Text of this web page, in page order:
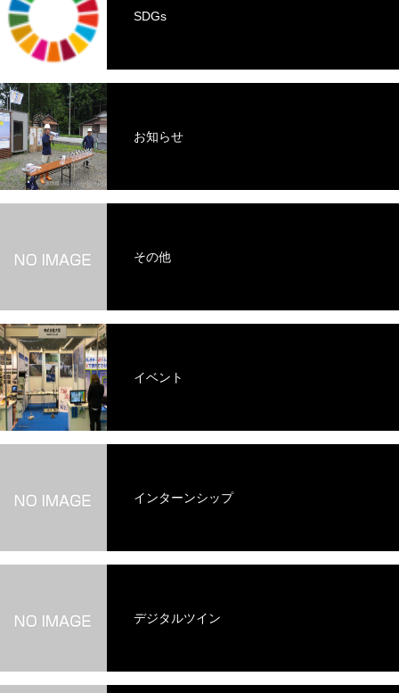
SDGs
お知らせ
その他
イベント
インターンシップ
デジタルツイン